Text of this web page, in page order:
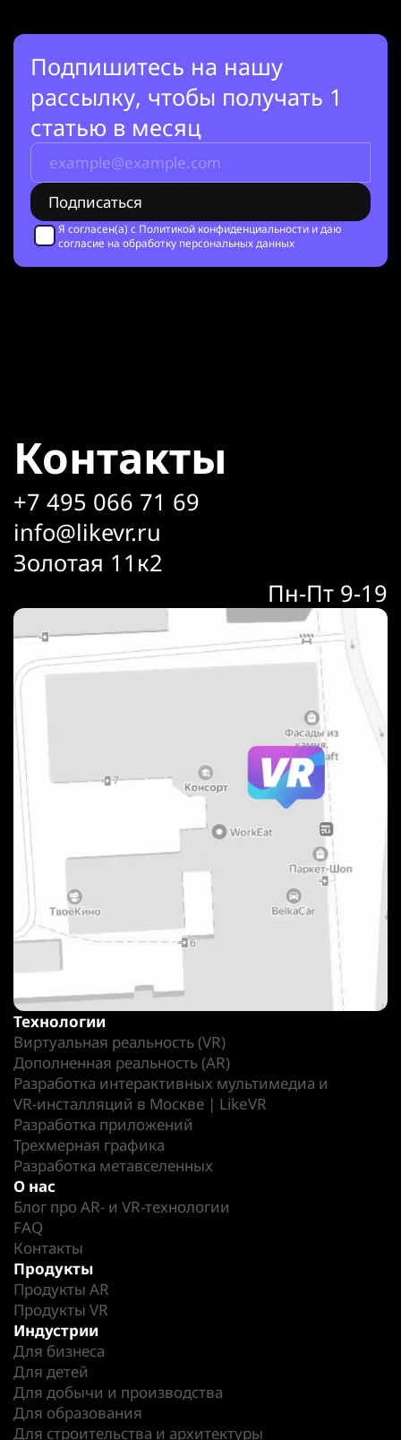
Подпишитесь на нашу
рассылку, чтобы получать 1
статью в месяц
Я согласен(а) с Политикой конфиденциальности и даю
согласие на обработку персональных данных
Контакты
+7 495 066 71 69
info@likevr.ru
Золотая 11к2
Пн-Пт 9-19
Технологии
Виртуальная реальность (VR)
Дополненная реальность (AR)
Разработка интерактивных мультимедиа и
VR-инсталляций в Москве | LikeVR
Разработка приложений
Трехмерная графика
Разработка метавселенных
О нас
Блог про AR- и VR-технологии
FAQ
Контакты
Продукты
Продукты AR
Продукты VR
Индустрии
Для бизнеса
Для детей
Для добычи и производства
Для образования
Для строительства и архитектуры